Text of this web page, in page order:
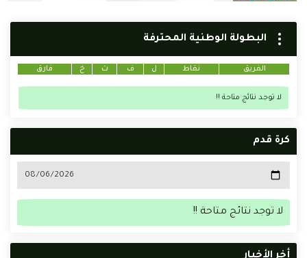
البطولة الوطنية المحترفة
الفريق نقاط ل ف ت خ فارق
لا توجد نتائج متاحة !!
كرة قدم
لا توجد نتائج متاحة !!